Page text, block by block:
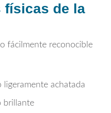
físicas de la
fácilmente reconocible
ligeramente achatada
brillante